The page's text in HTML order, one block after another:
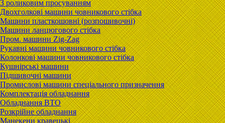
З роликовим просуванням
Двохголкові машини човникового стібка
Машини пласткошовні (розпошивочні)
Машини ланцюгового стібка
Пром. машини Zig-Zag
Рукавні машини човникового стібка
Колонкові машини човникового стібка
Кушнірські машини
Підшивочні машини
Промислові машини спеціального призначення
Комплектація обладнання
Обладнання ВТО
Розкрійне обладнання
Манекени кравецькі